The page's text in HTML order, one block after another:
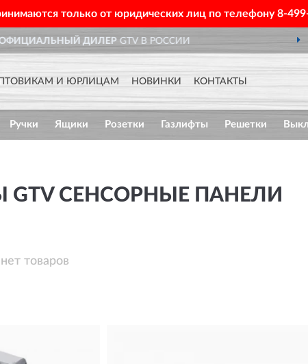
только от юридических лиц по телефону8-
ДОСТАВИМ
И ЮРЛИЦАМ НОВИНКИ КОНТАКТЫ
Ручки Ящики Розетки Газлифты Решетки
GTV CЕНСОРНЫЕ ПАНЕЛИ
товаров